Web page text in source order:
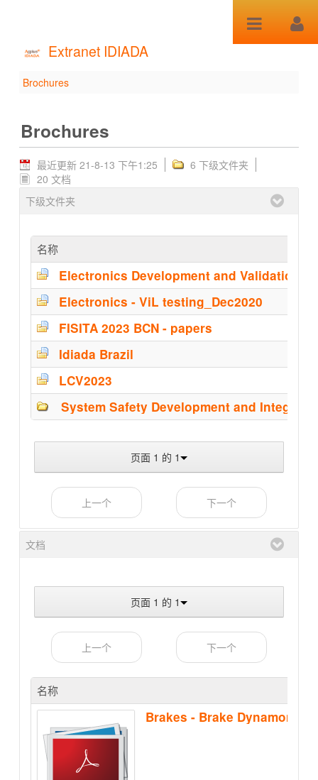
Extranet IDIADA
Brochures - Brochures
Brochures
Brochures
最近更新 21-8-13 下午1:25
6 下级文件夹
20 文档
下级文件夹
名称
Electronics - ViL testing_Dec2020
FISITA 2023 BCN - papers
Idiada Brazil
LCV2023
System Safety Development and
页面 1 的 1
上一个 下一个
文档
页面 1 的 1
上一个 下一个
名称
Brakes - Brake